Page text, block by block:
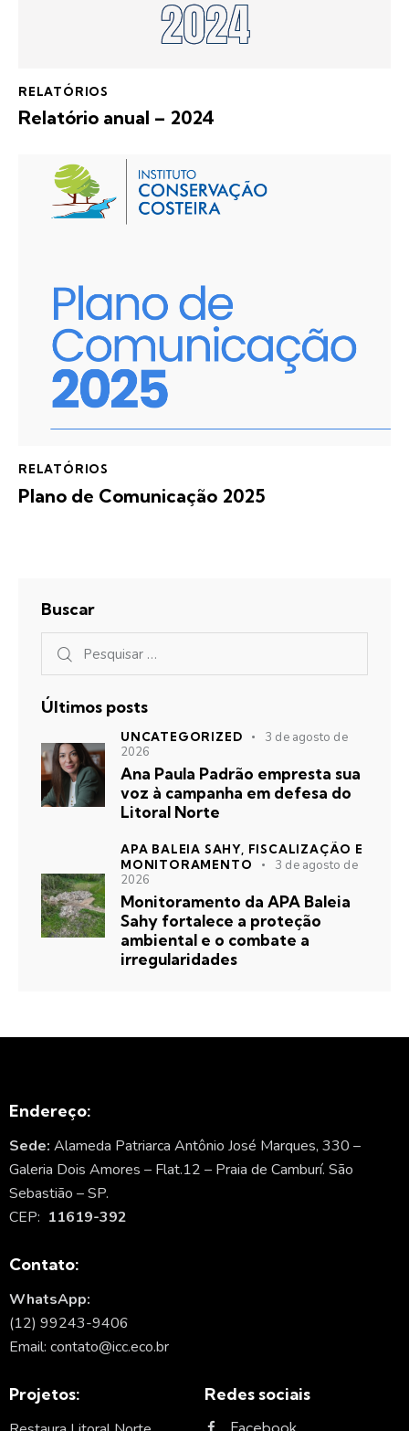
RELATÓRIOS
Relatório anual – 2024
RELATÓRIOS
Plano de Comunicação 2025
Buscar
Últimos posts
UNCATEGORIZED
3 de agosto de
2026
Ana Paula Padrão empresta sua
voz à campanha em defesa do
Litoral Norte
APA BALEIA SAHY, FISCALIZAÇÃO E
MONITORAMENTO
3 de agosto de
2026
Monitoramento da APA Baleia
Sahy fortalece a proteção
ambiental e o combate a
irregularidades
Endereço:
Sede: Alameda Patriarca Antônio José Marques, 330 –
Galeria Dois Amores – Flat.12 – Praia de Camburí. São
Sebastião – SP.
CEP: 11619-392
Contato:
WhatsApp:
(12) 99243-9406
Email: contato@icc.eco.br
Projetos: Redes sociais